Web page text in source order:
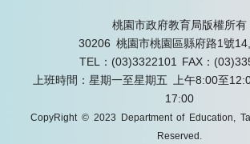
桃園市政府教育局版權所有
30206 桃園市桃園區縣府路1號
TEL：(03)3322101
FAX：
上班時間：星期一至星期五 上午8:00至
17:00
CopyRight © 2023 Department of Education,
Reserved.